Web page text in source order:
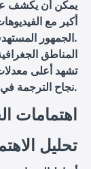
يمكن أن يكشف
أكبر مع
الجمهور المستهدف بشكل أفضل.
المناطق
تشهد أعلى
نجاح الترجمة في الوصول إلى الأسواق المستهدفة.
اهتمامات
تحليل